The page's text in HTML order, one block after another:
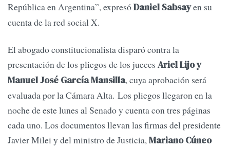
República en Argentina”, expresóDaniel Sabsayen su
cuenta de la red social X.
El abogado constitucionalista disparó contra la
presentación de los pliegos de los jueces Ariel Lijo y
Manuel José García Mansilla, cuya aprobación será
evaluada por la Cámara Alta. Los pliegos llegaron en la
noche de este lunes al Senado y cuenta con tres páginas
cada uno. Los documentos llevan las firmas del presidente
Javier Milei y del ministro de Justicia,Mariano Cúneo